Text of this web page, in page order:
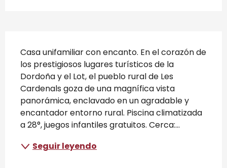
Casa unifamiliar con encanto. En el corazón de
los prestigiosos lugares turísticos de la
Dordoña y el Lot, el pueblo rural de Les
Cardenals goza de una magnífica vista
panorámica, enclavado en un agradable y
encantador entorno rural. Piscina climatizada
a 28°, juegos infantiles gratuitos. Cerca:...
Seguir leyendo